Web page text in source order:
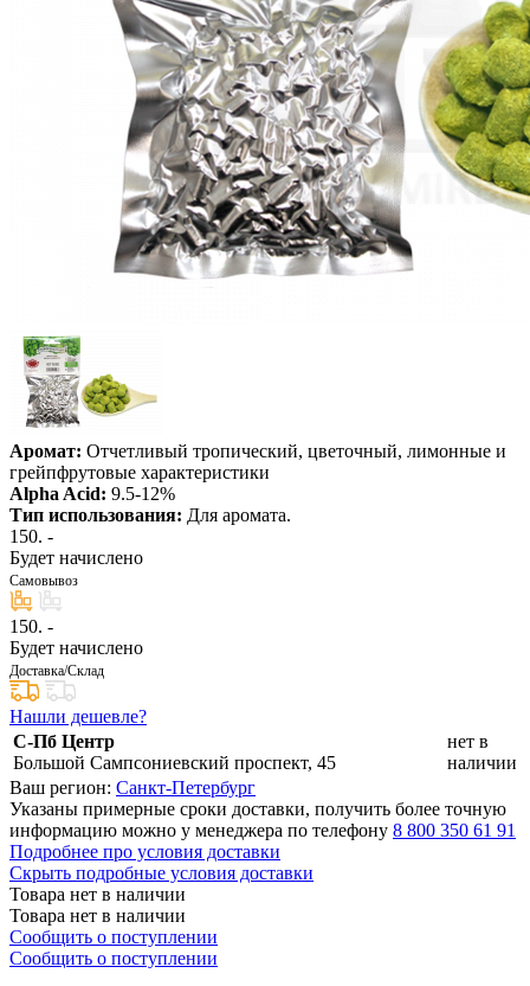
Аромат: Отчетливый тропический, цветочный, лимонные и
грейпфрутовые характеристики
Alpha Acid: 9.5-12%
Тип использования: Для аромата.
150. -
Будет начислено
Самовывоз
150. -
Будет начислено
Доставка/Склад
Нашли дешевле?
С-Пб Центр
Большой Сампсониевский проспект, 45
нет в
наличии
Ваш регион: Санкт-Петербург
Указаны примерные сроки доставки, получить более точную
информацию можно у менеджера по телефону 8 800 350 61 91
Подробнее про условия доставки
Скрыть подробные условия доставки
Товара нет в наличии
Товара нет в наличии
Сообщить о поступлении
Сообщить о поступлении